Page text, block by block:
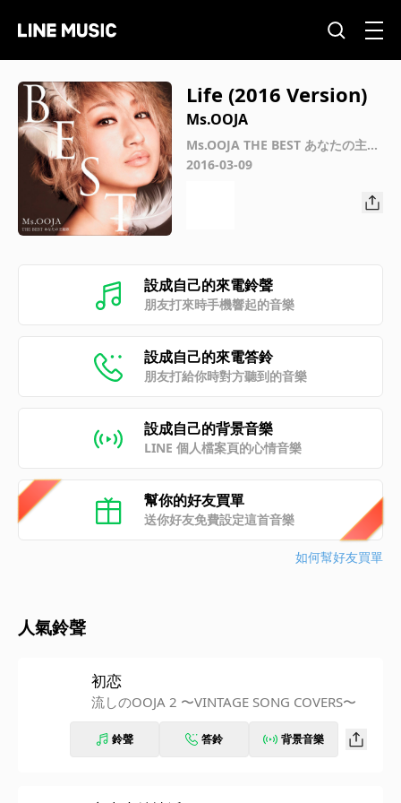
Life (2016 Version)
Ms.OOJA
Ms.OOJA THE BEST あなたの主題
歌
2016-03-09
設成自己的來電鈴聲
朋友打來時手機響起的音樂
設成自己的來電答鈴
朋友打給你時對方聽到的音樂
設成自己的背景音樂
LINE 個人檔案頁的心情音樂
幫你的好友買單
送你好友免費設定這首音樂
如何幫好友買單
人氣鈴聲
初恋
流しのOOJA 2 〜VINTAGE SONG COVERS〜
鈴聲 答鈴 背景音樂